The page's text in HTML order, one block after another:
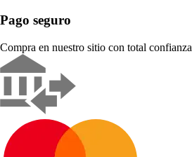
Pago seguro
Compra en nuestro sitio con total confianza